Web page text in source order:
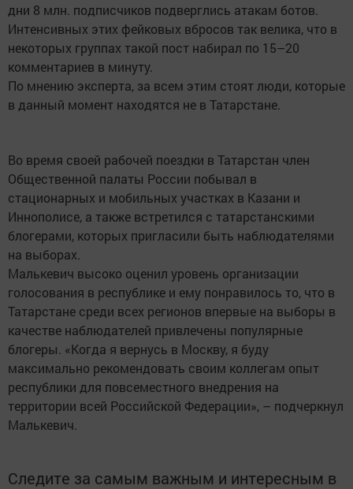
дни 8 млн. подписчиков подверглись атакам ботов.
Интенсивных этих фейковых вбросов так велика, что в
некоторых группах такой пост набирал по 15–20
комментариев в минуту.
По мнению эксперта, за всем этим стоят люди, которые
в данный момент находятся не в Татарстане.
Во время своей рабочей поездки в Татарстан член
Общественной палаты России побывал в
стационарных и мобильных участках в Казани и
Иннополисе, а также встретился с татарстанскими
блогерами, которых пригласили быть наблюдателями
на выборах.
Малькевич высоко оценил уровень организации
голосования в республике и ему понравилось то, что в
Татарстане среди всех регионов впервые на выборы в
качестве наблюдателей привлечены популярные
блогеры. «Когда я вернусь в Москву, я буду
максимально рекомендовать своим коллегам опыт
республики для повсеместного внедрения на
территории всей Российской Федерации», – подчеркнул
Малькевич.
Следите за самым важным и интересным в